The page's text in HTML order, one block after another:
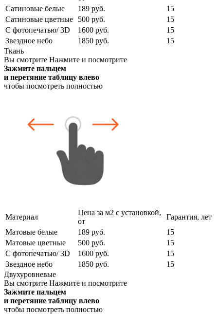
Сатиновые белые
189 руб.
15
Сатиновые цветные
500 руб.
15
С фотопечатью/ 3D
1600 руб.
15
Звездное небо
1850 руб.
15
Ткань
Вы смотрите Нажмите и посмотрите
Зажмите пальцем
и перетяние таблицу влево
чтобы посмотреть полностью
Материал
Цена за м2 с установкой,
от
Гарантия, лет
Матовые белые
189 руб.
15
Матовые цветные
500 руб.
15
С фотопечатью/ 3D
1600 руб.
15
Звездное небо
1850 руб.
15
Двухуровневые
Вы смотрите Нажмите и посмотрите
Зажмите пальцем
и перетяние таблицу влево
чтобы посмотреть полностью